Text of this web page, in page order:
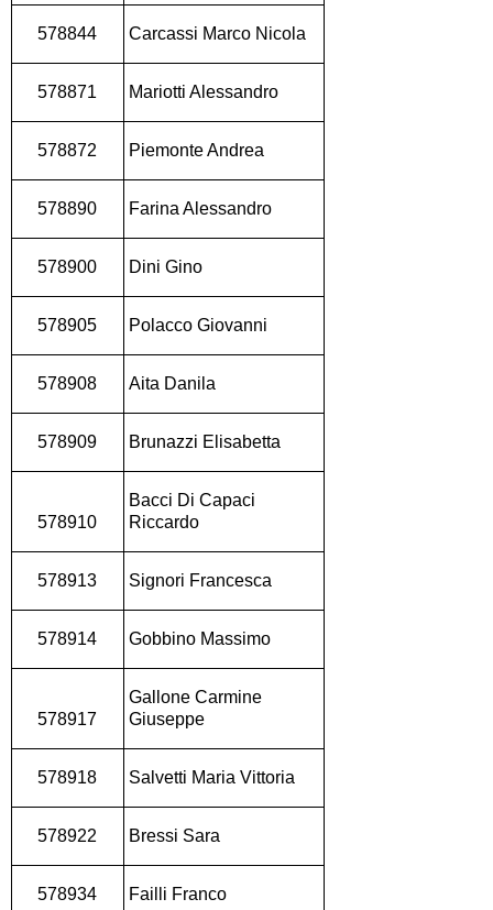
578844 Carcassi Marco Nicola
578871 Mariotti Alessandro
578872 Piemonte Andrea
578890 Farina Alessandro
578900 Dini Gino
578905 Polacco Giovanni
578908 Aita Danila
578909 Brunazzi Elisabetta
578910
Bacci Di Capaci
Riccardo
578913 Signori Francesca
578914 Gobbino Massimo
578917
Gallone Carmine
Giuseppe
578918 Salvetti Maria Vittoria
578922 Bressi Sara
578934 Failli Franco